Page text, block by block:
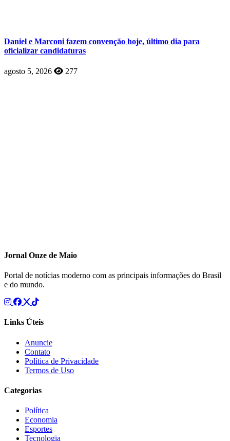
Daniel e Marconi fazem convenção hoje, último dia para
oficializar candidaturas
agosto 5, 2026 277
Jornal Onze de Maio
Portal de notícias moderno com as principais informações do Brasil
e do mundo.
Links Úteis
Anuncie
Contato
Política de Privacidade
Termos de Uso
Categorias
Política
Economia
Esportes
Tecnologia